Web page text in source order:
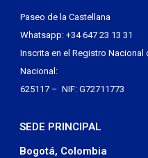
Paseo de la Castellana
Whatsapp: +34 647 23 13 31
Inscrita en el Registro
Nacional:
625117 – NIF: G72711773
SEDE PRINCIPAL
Bogotá, Colombia